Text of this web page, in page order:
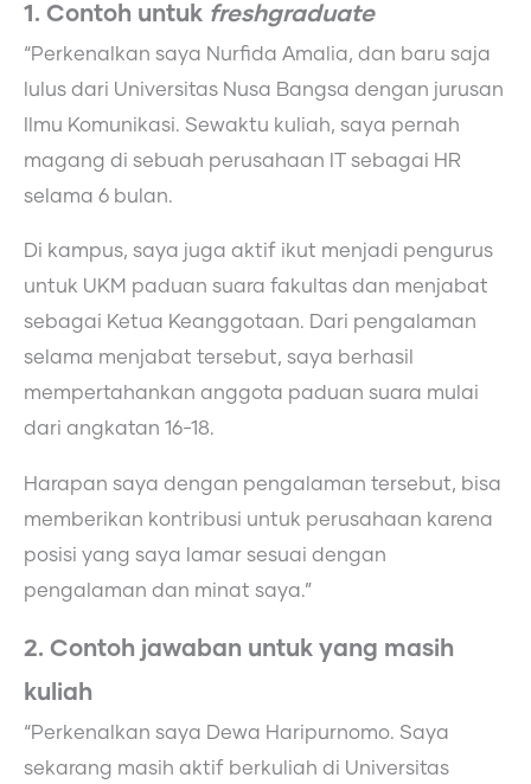
1. Contoh untuk freshgraduate
“Perkenalkan saya Nurfida Amalia, dan baru saja
lulus dari Universitas Nusa Bangsa dengan jurusan
Ilmu Komunikasi. Sewaktu kuliah, saya pernah
magang di sebuah perusahaan IT sebagai HR
selama 6 bulan.
Di kampus, saya juga aktif ikut menjadi pengurus
untuk UKM paduan suara fakultas dan menjabat
sebagai Ketua Keanggotaan. Dari pengalaman
selama menjabat tersebut, saya berhasil
mempertahankan anggota paduan suara mulai
dari angkatan 16-18.
Harapan saya dengan pengalaman tersebut, bisa
memberikan kontribusi untuk perusahaan karena
posisi yang saya lamar sesuai dengan
pengalaman dan minat saya.”
2. Contoh jawaban untuk yang masih
kuliah
“Perkenalkan saya Dewa Haripurnomo. Saya
sekarang masih aktif berkuliah di Universitas